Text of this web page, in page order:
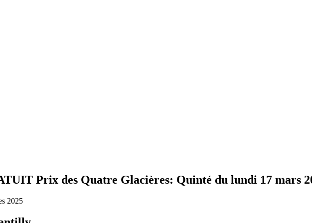
Prix des Quatre Glacières: Quinté du lundi 17 mars